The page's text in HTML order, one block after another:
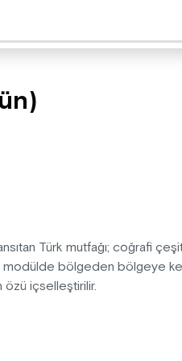
Türk mutfağı; coğrafi
modülde bölgeden bölgeye
özü içselleştirilir.